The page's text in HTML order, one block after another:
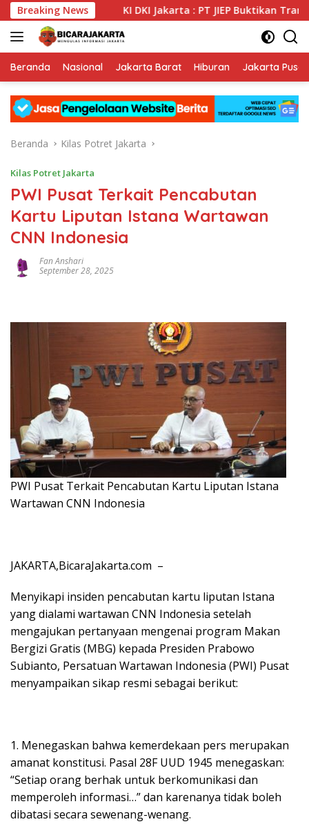
Langsung
ke
konten
Breaking News
Publik KI DKI Jakarta : PT JIEP Buktikan
Beranda Nasional Jakarta Barat Hiburan Jakarta Pusat
Beranda Kilas Potret Jakarta
Kilas Potret Jakarta
PWI Pusat Terkait Pencabutan
Kartu Liputan Istana Wartawan
CNN Indonesia
Fan Anshari
September 28, 2025
PWI Pusat Terkait Pencabutan Kartu Liputan Istana
Wartawan CNN Indonesia
JAKARTA,BicaraJakarta.com –
Menyikapi insiden pencabutan kartu liputan Istana
yang dialami wartawan CNN Indonesia setelah
mengajukan pertanyaan mengenai program Makan
Bergizi Gratis (MBG) kepada Presiden Prabowo
Subianto, Persatuan Wartawan Indonesia (PWI) Pusat
menyampaikan sikap resmi sebagai berikut:
1. Menegaskan bahwa kemerdekaan pers merupakan
amanat konstitusi. Pasal 28F UUD 1945 menegaskan:
“Setiap orang berhak untuk berkomunikasi dan
memperoleh informasi…” dan karenanya tidak boleh
dibatasi secara sewenang-wenang.